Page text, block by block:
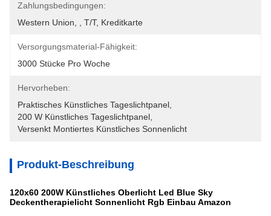
Zahlungsbedingungen:
Western Union, , T/T, Kreditkarte
Versorgungsmaterial-Fähigkeit:
3000 Stücke Pro Woche
Hervorheben:
Praktisches Künstliches Tageslichtpanel
200 W Künstliches Tageslichtpanel
Versenkt Montiertes Künstliches Sonnenlicht
Produkt-Beschreibung
120x60 200W Künstliches Oberlicht Led Blue Sky
Deckentherapielicht Sonnenlicht Rgb Einbau Amazon